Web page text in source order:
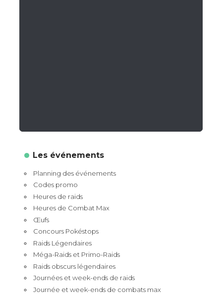
Les événements
Planning des événements
Codes promo
Heures de raids
Heures de Combat Max
Œufs
Concours Pokéstops
Raids Légendaires
Méga-Raids et Primo-Raids
Raids obscurs légendaires
Journées et week-ends de raids
Journée et week-ends de combats max